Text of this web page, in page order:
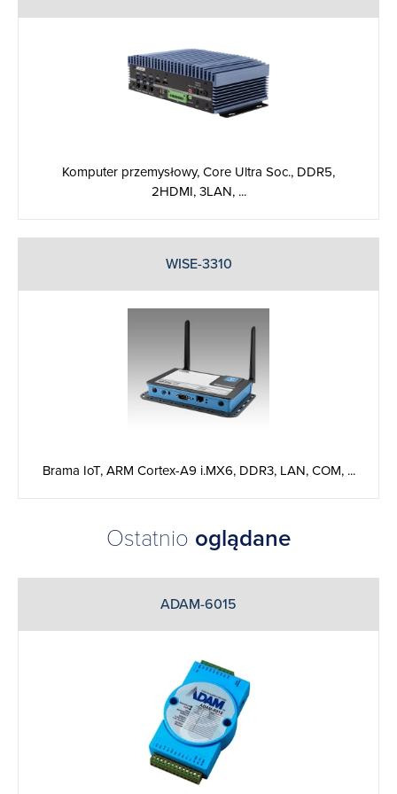
Komputer przemysłowy, Core Ultra Soc., DDR5,
2HDMI, 3LAN, ...
WISE-3310
Brama IoT, ARM Cortex-A9 i.MX6, DDR3, LAN, COM, ...
Ostatnio oglądane
ADAM-6015